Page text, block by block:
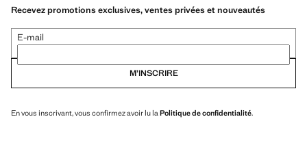
Recevez promotions exclusives, ventes privées et nouveautés
E-mail
M’INSCRIRE
En vous inscrivant, vous confirmez avoir lu la Politique de confidentialité.